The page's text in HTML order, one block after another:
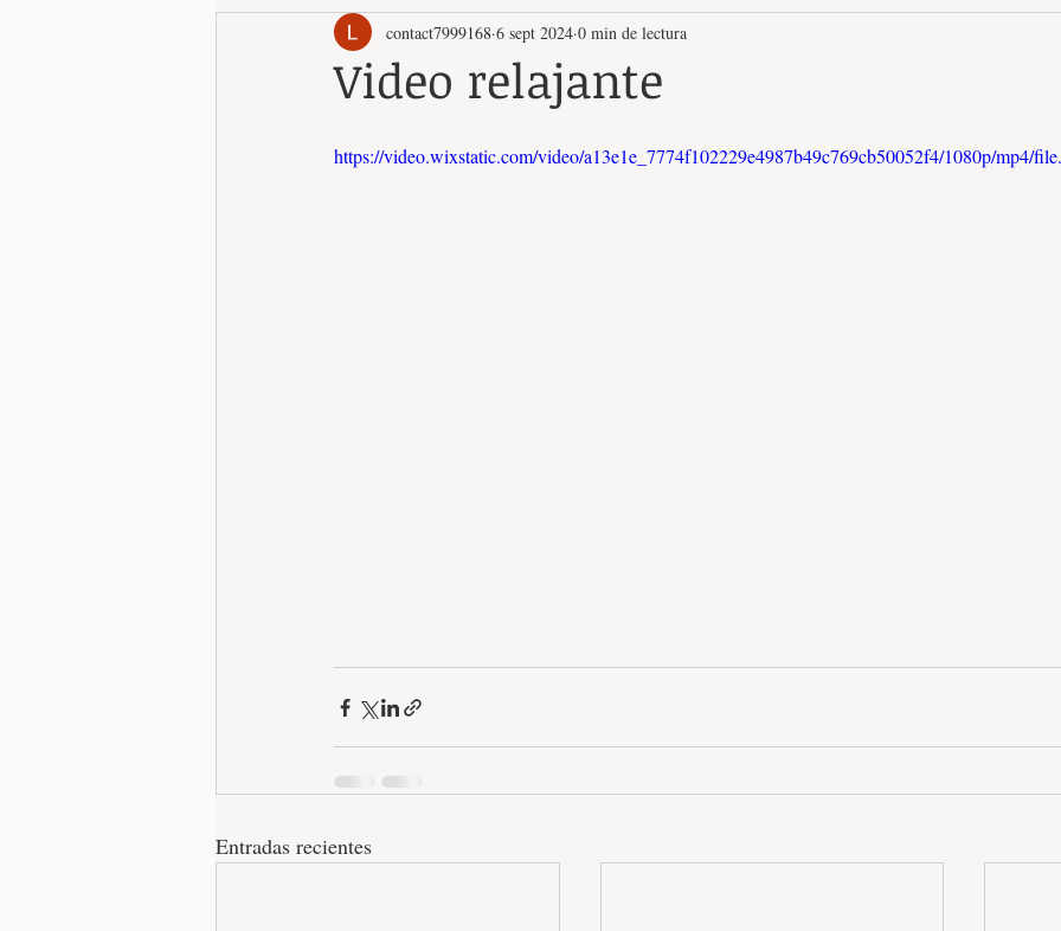
Video relajante
contact7999168 6 sept 2024 0 min de lectura
https://video.wixstatic.com/video/a13e1e_7774f102229e4987b49c769cb50052f4/1080p/mp4/
Entradas recientes